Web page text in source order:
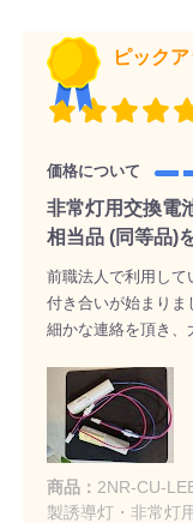
ピック
価格について
非常灯用交換電
相当品 (同等品)
前職法人で利用して
付き合いが始まりま
細かな連絡を頂き、
商品： 2NR-CU-
製誘導灯・非常灯